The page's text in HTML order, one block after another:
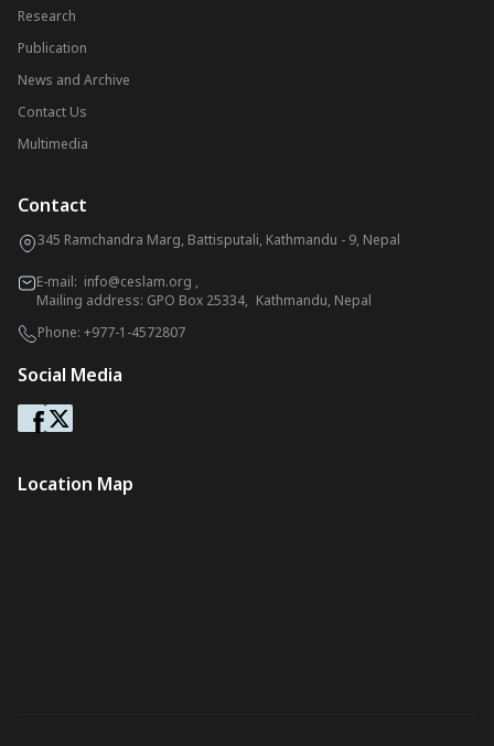
Research
Publication
News and Archive
Contact Us
Multimedia
Contact
345 Ramchandra Marg, Battisputali, Kathmandu - 9, Nepal
E-mail: info@ceslam.org ,
Mailing address: GPO Box 25334, Kathmandu, Nepal
Phone: +977-1-4572807
Social Media
Location Map